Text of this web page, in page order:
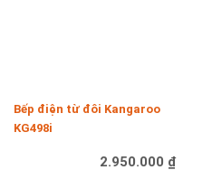
Bếp điện từ đôi Kangaroo
KG498i
2.950.000 ₫